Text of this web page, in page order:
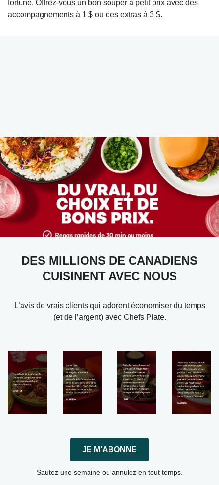
fortune. Offrez-vous un bon souper à petit prix avec des
accompagnements à 1 $ ou des extras à 3 $.
DES MILLIONS DE CANADIENS
CUISINENT AVEC NOUS
L’avis de vrais clients qui adorent économiser du temps
(et de l’argent) avec Chefs Plate.
JE M’ABONNE
Sautez une semaine ou annulez en tout temps.